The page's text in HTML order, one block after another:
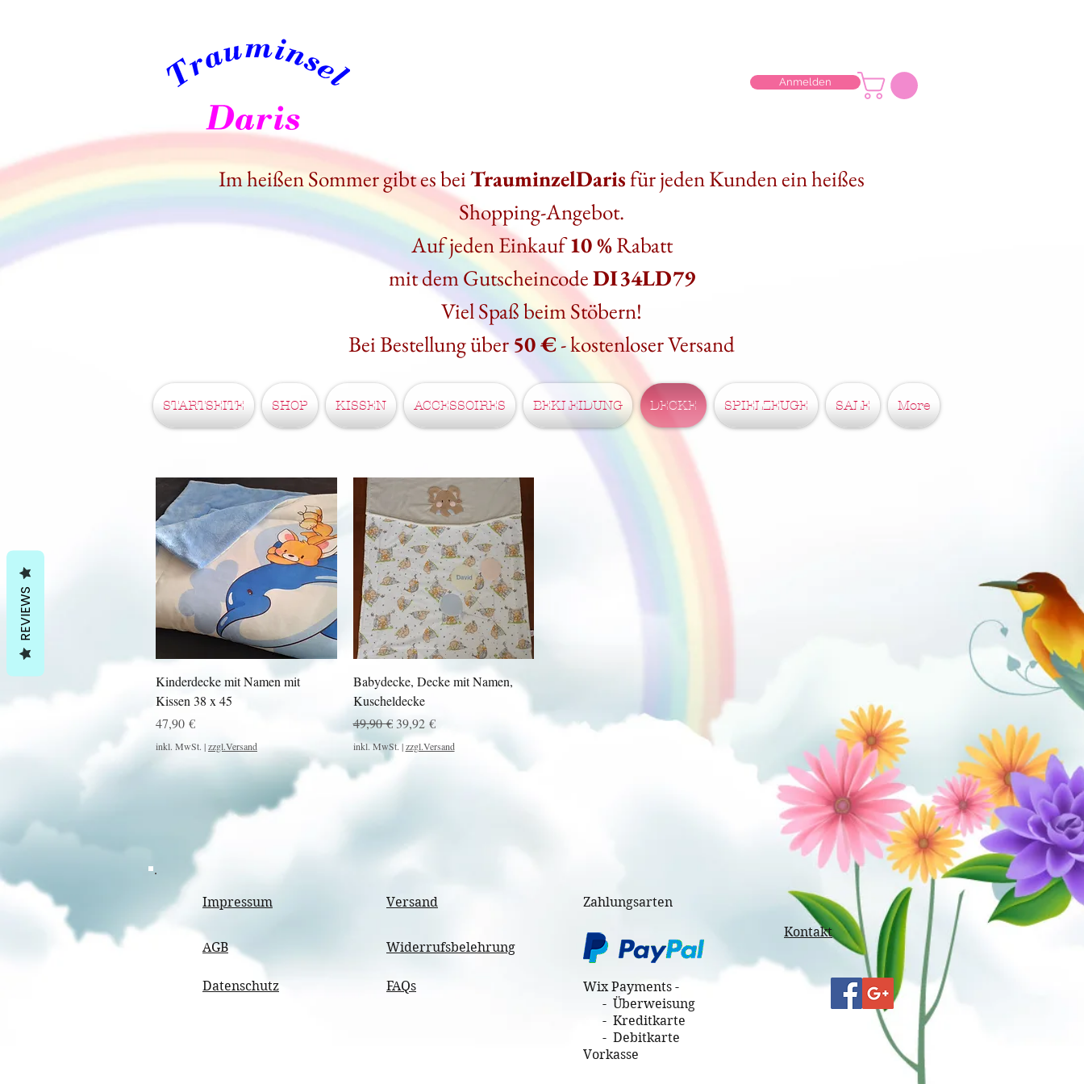
Anmelden
Im heißen Sommer gibt es beiTrauminzelDarisfür jeden Kunden ein heißes
Shopping-Angebot.
Auf jeden Einkauf10 %Rabatt
mit dem GutscheincodeDI34LD79
Viel Spaß beim Stöbern!
Bei Bestellung über 50 €- kostenloser Versand
STARTSEITE SHOP KISSEN ACCESSOIRES BEKLEIDUNG DECKE SPIELZEUGE SALE More
Schnellansicht
Kinderdecke mit Namen mit
Kissen 38 x 45
Preis
47,90 €
inkl. MwSt. |zzgl.Versand
Schnellansicht
Babydecke, Decke mit Namen,
Kuscheldecke
Standardpreis
49,90 € Sale-Preis
39,92 €
inkl. MwSt.|zzgl.Versand
Impressum
AGB
Datenschutz
Versand
Widerrufsbelehrung
FAQs
Zahlungsarten
Wix Payments -
- Überweisung
- Kreditkarte
- Debitkarte
Vorkasse
Kontakt
REVIEWS